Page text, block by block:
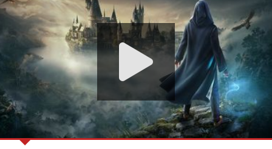
Recenze
Soutěže
Databáze
Komunita